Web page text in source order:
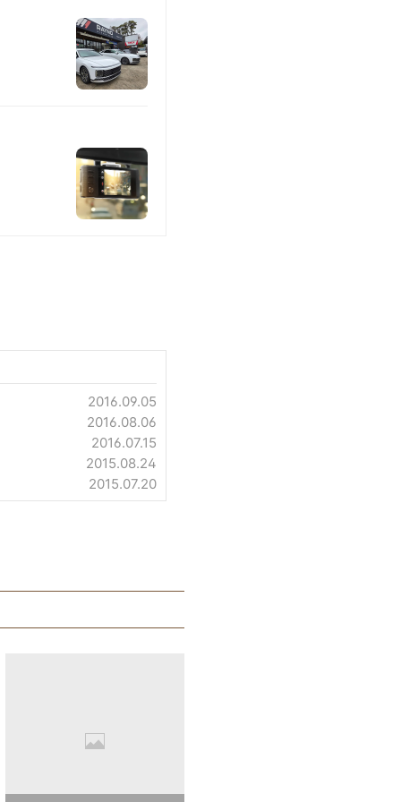
2016.09.05
2016.08.06
2016.07.15
2015.08.24
2015.07.20